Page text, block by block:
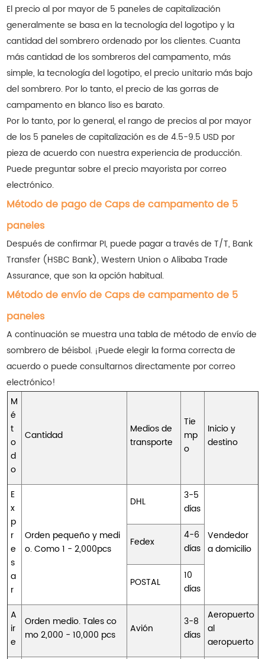
El precio al por mayor de 5 paneles de capitalización
generalmente se basa en la tecnología del logotipo y la
cantidad del sombrero ordenado por los clientes. Cuanta
más cantidad de los sombreros del campamento, más
simple, la tecnología del logotipo, el precio unitario más bajo
del sombrero. Por lo tanto, el precio de las gorras de
campamento en blanco liso es barato.
Por lo tanto, por lo general, el rango de precios al por mayor
de los 5 paneles de capitalización es de 4.5-9.5 USD por
pieza de acuerdo con nuestra experiencia de producción.
Puede preguntar sobre el precio mayorista por correo
electrónico.
Método de pago de Caps de campamento de 5
paneles
Después de confirmar PI, puede pagar a través de T/T, Bank
Transfer (HSBC Bank), Western Union o Alibaba Trade
Assurance, que son la opción habitual.
Método de envío de Caps de campamento de 5
paneles
A continuación se muestra una tabla de método de envío de
sombrero de béisbol. ¡Puede elegir la forma correcta de
acuerdo o puede consultarnos directamente por correo
electrónico!
M
é
t
o
d
o
Cantidad
Medios de
transporte
Tie
mp
o
Inicio y
destino
E
x
p
r
e
s
a
r
Orden pequeño y medi
o. Como 1 - 2,000pcs
DHL
3-5
días
Vendedor
a domicilio
Fedex
4-6
días
POSTAL
10
días
A
ir
e
Orden medio. Tales co
mo 2,000 - 10,000 pcs
Avión
3-8
días
Aeropuerto
al
aeropuerto